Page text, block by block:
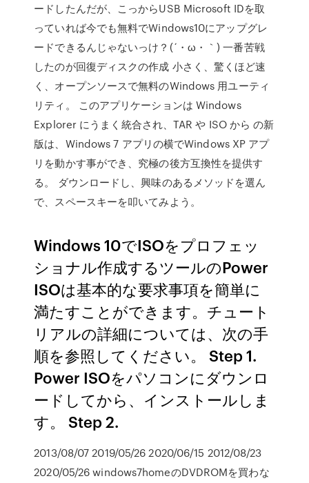
ードしたんだが、こっからUSB Microsoft IDを取
っていれば今でも無料でWindows10にアップグレ
ードできるんじゃないっけ？(´・ω・｀) 一番苦戦
したのが回復ディスクの作成 小さく、驚くほど速
く、オープンソースで無料のWindows 用ユーティ
リティ。 このアプリケーションは Windows
Explorer にうまく統合され、TAR や ISO から の新
版は、Windows 7 アプリの横でWindows XP アプ
リを動かす事ができ、究極の後方互換性を提供す
る。 ダウンロードし、興味のあるメソッドを選ん
で、スペースキーを叩いてみよう。
Windows 10でISOをプロフェッ
ショナル作成するツールのPower
ISOは基本的な要求事項を簡単に
満たすことができます。チュート
リアルの詳細については、次の手
順を参照してください。 Step 1.
Power ISOをパソコンにダウンロ
ードしてから、インストールしま
す。 Step 2.
2013/08/07 2019/05/26 2020/06/15 2012/08/23
2020/05/26 windows7homeのDVDROMを買わな